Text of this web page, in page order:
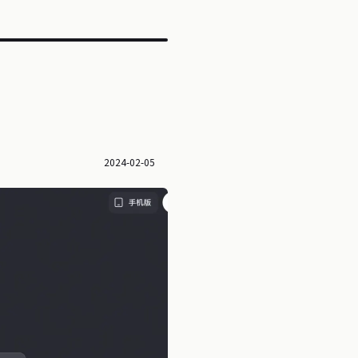
2024-02-05